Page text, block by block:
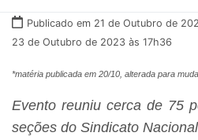
Publicado em 21 de Outubro de
23 de Outubro de 2023 às 17h36
*matéria publicada em 20/10, alterada para
Evento reuniu cerca de 75
seções do Sindicato Nacional